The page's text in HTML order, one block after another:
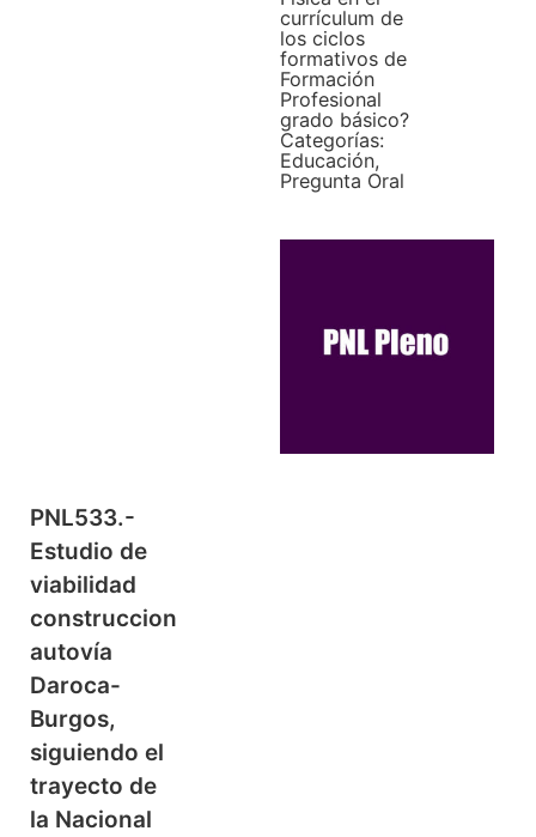
currículum de
los ciclos
formativos de
Formación
Profesional
grado básico?
Categorías:
Educación,
Pregunta Oral
PNL533.-
Estudio de
viabilidad
construccion
autovía
Daroca-
Burgos,
siguiendo el
trayecto de
la Nacional